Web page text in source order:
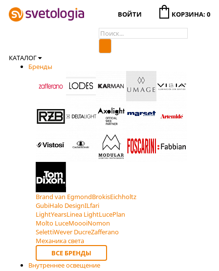
ВОЙТИ КОРЗИНА: 0
КАТАЛОГ
Бренды
Brand van EgmondBrokisEichholtz
GubiHalo DesignILfari
LightYearsLinea LightLucePlan
Molto LuceMoooiNomon
SelettiWever DucreZafferano
Механика света
ВСЕ БРЕНДЫ
Внутреннее освещение